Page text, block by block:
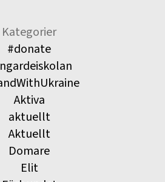
Kategorier
#donate
Aktiva
aktuellt
Aktuellt
Domare
Elit